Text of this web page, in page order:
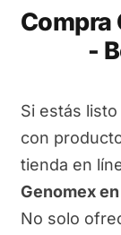
Compra
-
Si estás
con
tienda en
Genomex
No solo